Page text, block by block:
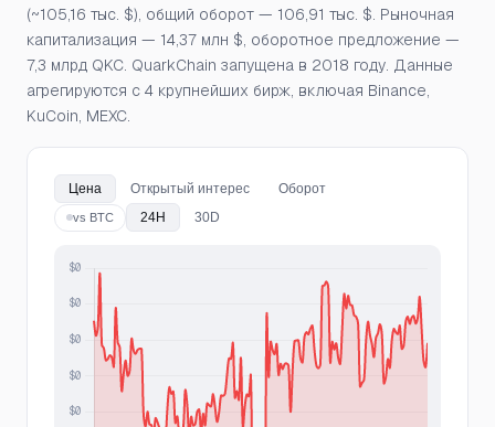
(~105,16 тыс. $), общий оборот — 106,91 тыс. $. Рыночная
капитализация — 14,37 млн $, оборотное предложение —
7,3 млрд QKC. QuarkChain запущена в 2018 году. Данные
агрегируются с 4 крупнейших бирж, включая Binance,
KuCoin, MEXC.
Цена Открытый интерес Оборот
vs BTC 24H 30D